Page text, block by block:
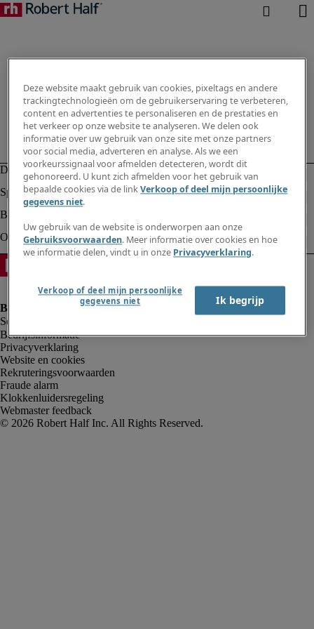
Bedrijfsinformatie
Privacyverklaring
Website en cookies
Rekruteringsvoorwaarden
Fraude alarm
Klokkenluidersregeling
Webmaster feedback
Deze website maakt gebruik van cookies, pixeltags en andere
trackingtechnologieën om de gebruikerservaring te verbeteren,
content en advertenties te personaliseren en de prestaties en
het verkeer op onze website te analyseren. We delen ook
informatie over uw gebruik van onze site met onze partners
voor social media, adverteren en analyse. Als we een
voorkeurssignaal voor afmelden detecteren, wordt dit
gehonoreerd. U kunt zich afmelden voor het gebruik van
bepaalde cookies via de linkVerkoop of deel mijn persoonlijke
gegevens niet.
Uw gebruik van de website is onderworpen aan onze
Gebruiksvoorwaarden. Meer informatie over cookies en hoe
we informatie delen, vindt u in onze Privacyverklaring.
Verkoop of deel mijn persoonlijke
gegevens niet
Ik begrijp